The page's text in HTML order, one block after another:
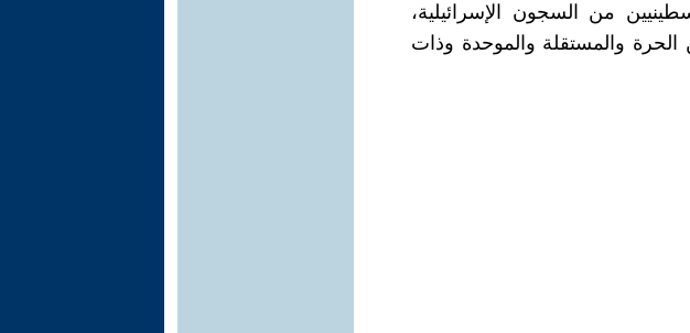
من السجون الإسرائيلية،
والمستقلة والموحدة وذات